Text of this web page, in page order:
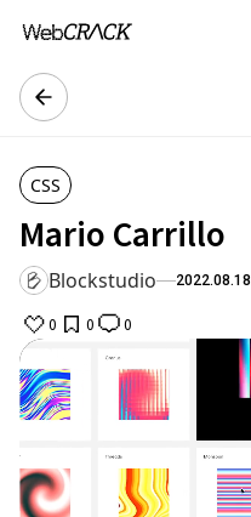
CSS
Mario Carrillo
Blockstudio 2022.08.18
0 0 0